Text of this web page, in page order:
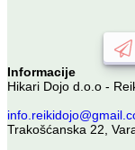
Informacije
Hikari Dojo d.o.o -
Trakošćanska 22,